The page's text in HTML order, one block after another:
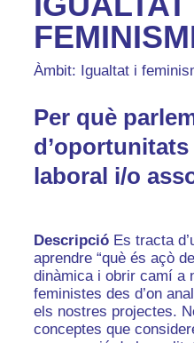
Àmbit: Igualtat i
Per què
laboral i/o
Descripció Es tracta
aprendre “què és açò
dinàmica i obrir camí a
feministes des d’on
els nostres projectes.
conceptes que